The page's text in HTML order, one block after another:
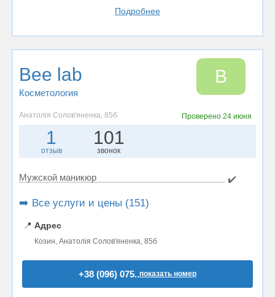
Подробнее
Bee lab
Косметология
B
Анатолія Солов'яненка, 85б Проверено 24 июня
1
отзыв
101
звонок
Мужской маникюр ✔️
➡️ Все услуги и цены (151)
📍 Адрес
Козин, Анатолія Солов'яненка, 85б
+38 (096) 075..показать номер